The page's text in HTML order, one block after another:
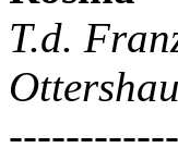
T.d.